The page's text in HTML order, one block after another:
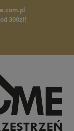
300zł!